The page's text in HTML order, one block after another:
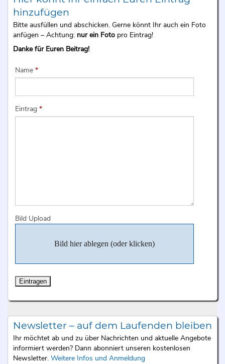
hinzufügen
Bitte ausfüllen und abschicken. Gerne könnt Ihr auch ein Foto
anfügen – Achtung: nur ein Fotopro Eintrag!
Danke für Euren Beitrag!
Name *
Eintrag *
Bild Upload
Bild hier ablegen (oder klicken)
Newsletter – auf dem Laufenden bleiben
Ihr möchtet ab und zu über Nachrichten und aktuelle Angebote
informiert werden? Dann abonniert unseren kostenlosen
Newsletter. Weitere Infos und Anmeldung